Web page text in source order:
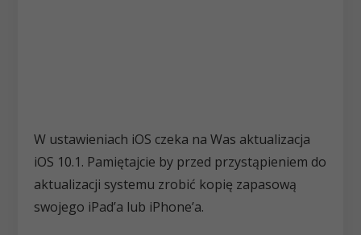
W ustawieniach iOS czeka na Was aktualizacja
iOS 10.1. Pamiętajcie by przed przystąpieniem do
aktualizacji systemu zrobić kopię zapasową
swojego iPad’a lub iPhone’a.